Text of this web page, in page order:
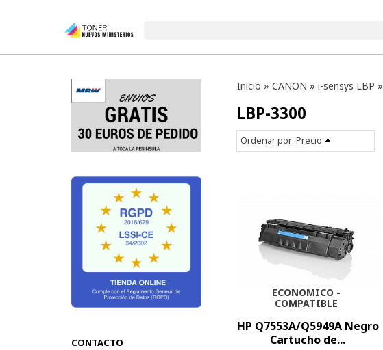
CONTACTO
Inicio » CANON » i-sensys LBP »
LBP-3300
Ordenar por: Precio
ECONOMICO -
COMPATIBLE
HP Q7553A/Q5949A Negro
Cartucho de...